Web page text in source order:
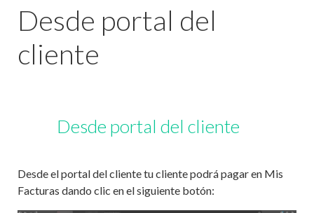
Desde portal del
cliente
Desde portal del cliente
Desde el portal del cliente tu cliente podrá pagar en Mis
Facturas dando clic en el siguiente botón: